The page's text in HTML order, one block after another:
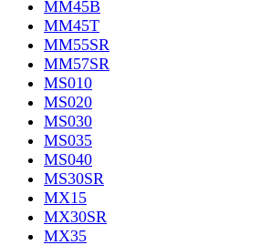
MM45B
MM45T
MM55SR
MM57SR
MS010
MS020
MS030
MS035
MS040
MS30SR
MX15
MX30SR
MX35